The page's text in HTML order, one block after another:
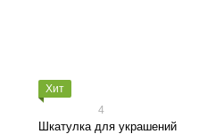
Хит
4
Шкатулкa для украшений